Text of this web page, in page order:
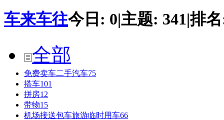
车来车往今日: 0|主题: 341|排
全部
免费卖车二手汽车75
搭车101
拼房12
带物15
机场接送包车旅游临时用车66